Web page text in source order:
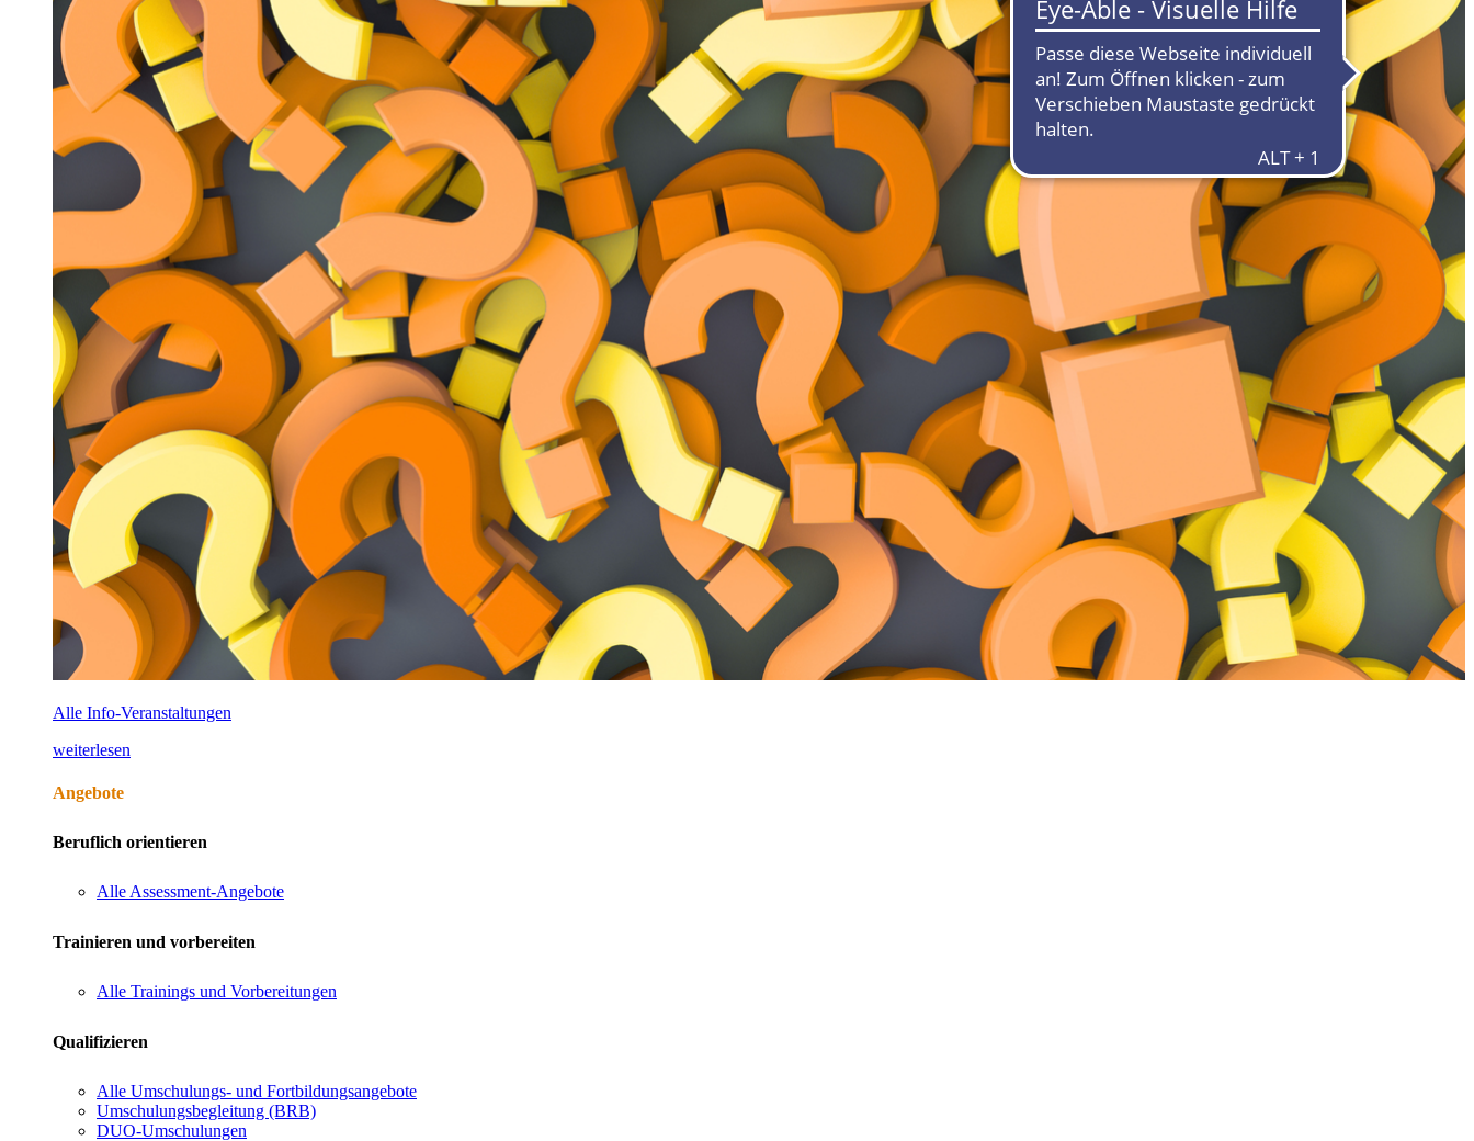
Alle Info-Veranstaltungen
weiterlesen
Angebote
Beruflich orientieren
Alle Assessment-Angebote
Trainieren und vorbereiten
Alle Trainings und Vorbereitungen
Qualifizieren
Alle Umschulungs- und Fortbildungsangebote
Umschulungsbegleitung (BRB)
DUO-Umschulungen